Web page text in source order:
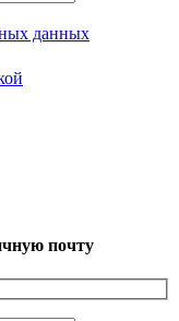
данных
почту